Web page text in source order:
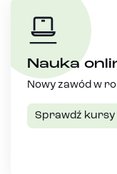
Nauka
Nowy zawód w
Sprawdź kursy